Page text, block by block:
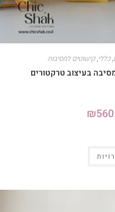
,כללי,קישוטים למסיבות
בעיצוב טרקטורים
₪